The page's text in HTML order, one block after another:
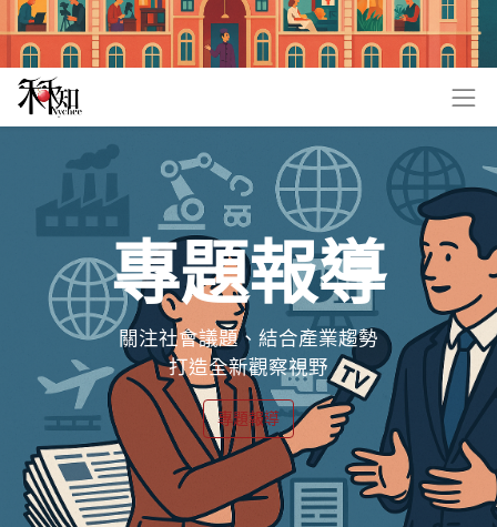
專題報導
關注社會議題、結合產業趨勢
打造全新觀察視野
專題報導